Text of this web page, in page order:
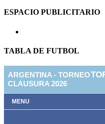
ESPACIO PUBLICITARIO
TABLA DE FUTBOL